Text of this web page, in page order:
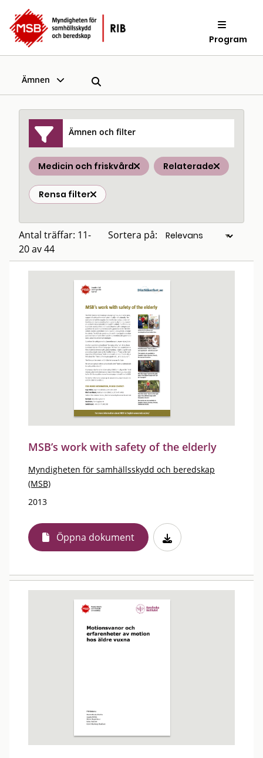
Program
Ämnen
Ämnen och filter
Medicin och friskvård Relaterade
Rensa filter
Antal träffar: 11-
20 av 44
Sortera på:
MSB’s work with safety of the elderly
Myndigheten för samhällsskydd och beredskap
(MSB)
2013
Öppna dokument